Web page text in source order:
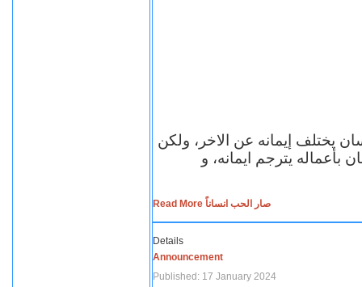
يختلف إيمانه عن الاخر، ولكن
بأعماله يترجم ايمانه، و
Read More صار الحب انساناً
Details
Announcement
Published: 17 January 2024